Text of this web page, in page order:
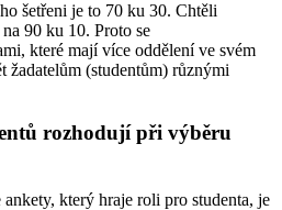
šetřeni je to 70 ku 30. Chtěli
90 ku 10. Proto se
které mají více oddělení ve svém
žadatelům (studentům) různými
rozhodují při výběru
který hraje roli pro studenta, je